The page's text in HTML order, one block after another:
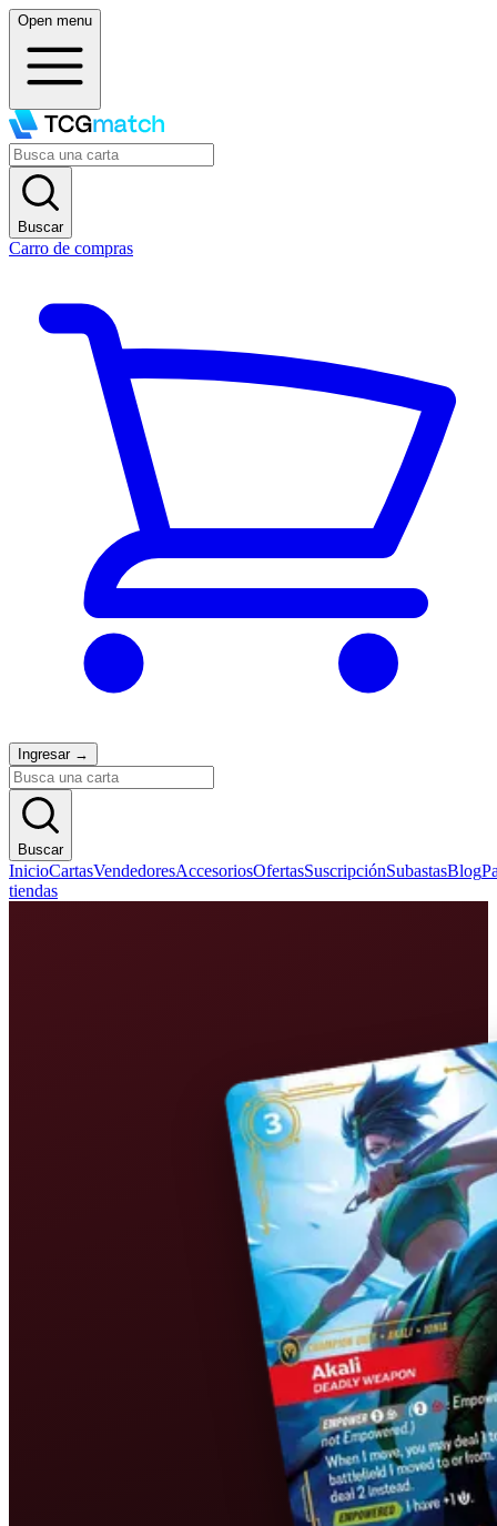
Open menu
Buscar
Carro de compras
Ingresar →
Buscar
InicioCartasVendedoresAccesoriosOfertasSuscripciónSubastasBlog
tiendas